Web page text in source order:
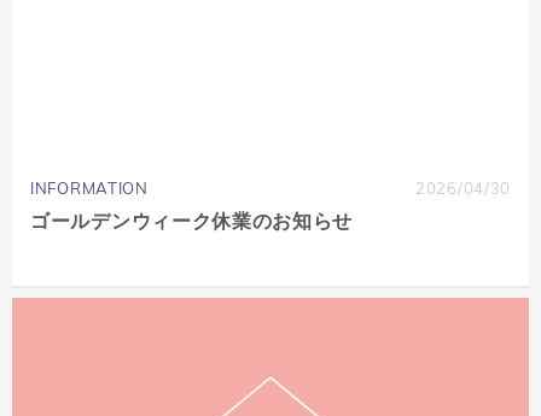
INFORMATION 2026/04/30
ゴールデンウィーク休業のお知らせ